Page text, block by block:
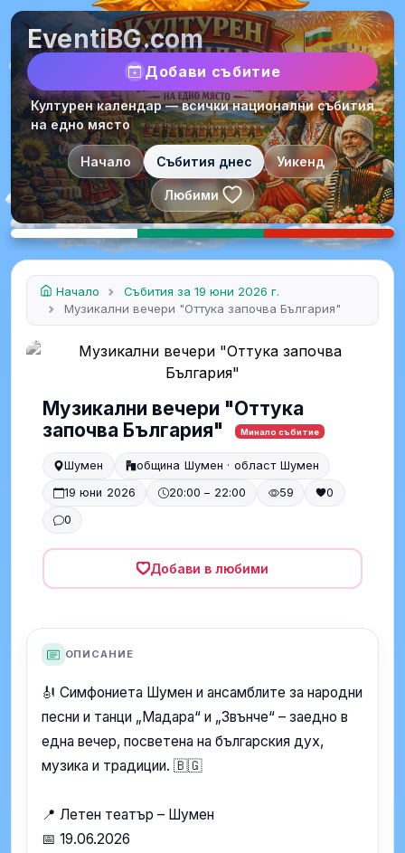
EventiBG.com
Добави събитие
Културен календар — всички национални събития
на едно място
Начало Събития днес Уикенд
Любими
Начало
Събития за 19 юни 2026 г.
Музикални вечери "Оттука започва България"
Музикални вечери "Оттука
започва България"
Минало събитие
Шумен
община Шумен · област Шумен
19 юни 2026
20:00 – 22:00 59
0
0
Добави в любими
ОПИСАНИЕ
🎻 Симфониета Шумен и ансамблите за народни
песни и танци „Мадара“ и „Звънче“ – заедно в
една вечер, посветена на българския дух,
музика и традиции. 🇧🇬
📍 Летен театър – Шумен
📅 19.06.2026